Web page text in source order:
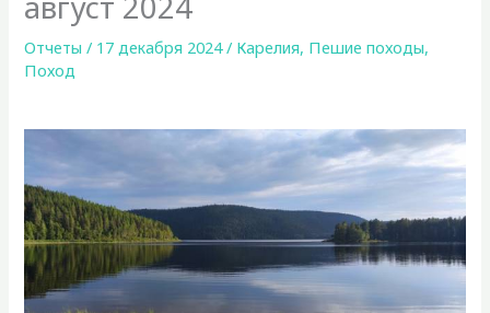
Отчеты / 17 декабря 2024/ Карелия, Пешие походы,
Поход